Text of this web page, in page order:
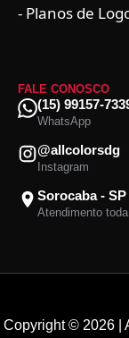
- Planos de
FALE CONOSCO
(15) 99157-
WhatsApp
@allcolorsdg
Instagram
Sorocaba - SP
Atendimento
Copyright © 2026 |